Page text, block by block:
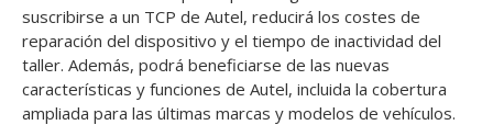
suscribirse a un TCP de Autel, reducirá los costes de
reparación del dispositivo y el tiempo de inactividad del
taller. Además, podrá beneficiarse de las nuevas
características y funciones de Autel, incluida la cobertura
ampliada para las últimas marcas y modelos de vehículos.